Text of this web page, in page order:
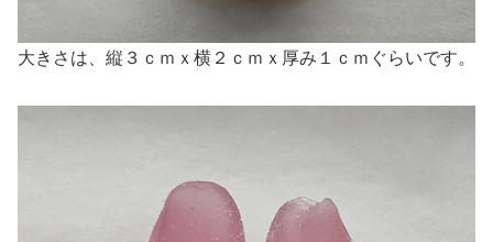
大きさは、縦３ｃｍｘ横２ｃｍｘ厚み１ｃｍぐらいです。